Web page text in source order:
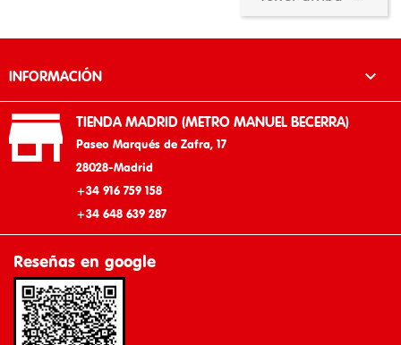
INFORMACIÓN 
 TIENDA MADRID (METRO MANUEL BECERRA)
Paseo Marqués de Zafra, 17
28028-Madrid
+34 916 759 158
+34 648 639 287
Reseñas en google